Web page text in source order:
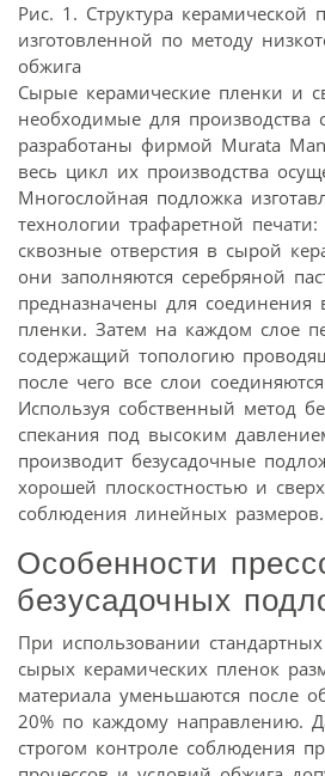
Рис. 1. Структура керамической
изготовленной по методу
обжига
Сырые керамические пленки и
необходимые для производства
разработаны фирмой Murata
весь цикл их производства
Многослойная подложка
технологии трафаретной печати:
сквозные отверстия в сырой
они заполняются серебряной
предназначены для
пленки. Затем на каждом слое
содержащий топологию
после чего все слои
Используя собственный метод
спекания под высоким
производит безусадочные
хорошей плоскостностью и
соблюдения линейных размеров.
Особенности
безусадочных
При использовании
сырых керамических пленок
материала уменьшаются после
20% по каждому направлению.
строгом контроле соблюдения